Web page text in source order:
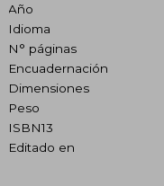
Año
Idioma
N° páginas
Encuadernación
Dimensiones
Peso
ISBN13
Editado en